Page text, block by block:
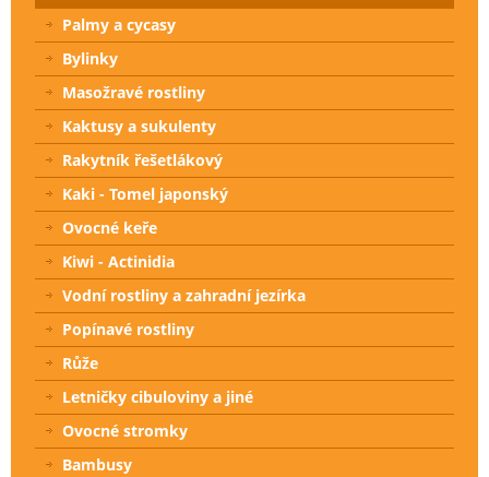
Palmy a cycasy
Bylinky
Masožravé rostliny
Kaktusy a sukulenty
Rakytník řešetlákový
Kaki - Tomel japonský
Ovocné keře
Kiwi - Actinidia
Vodní rostliny a zahradní jezírka
Popínavé rostliny
Růže
Letničky cibuloviny a jiné
Ovocné stromky
Bambusy